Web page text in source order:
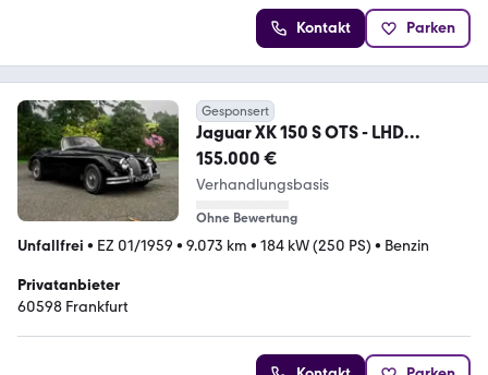
Kontakt Parken
Gesponsert
Jaguar XK 150 S OTS - LHD
linksgelenkt originalzustand
155.000 €
Verhandlungsbasis
Ohne Bewertung
Unfallfrei • EZ 01/1959 • 9.073 km • 184 kW (250 PS) • Benzin
Privatanbieter
60598 Frankfurt